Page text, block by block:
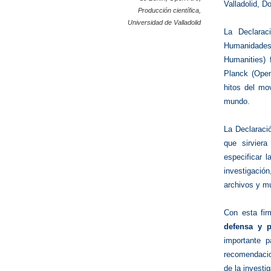
Producción científica
Universidad de Valladolid
Valladolid,
La
Planck
hitos del
mundo.
La
que
especificar
archivos y
Con esta
defensa y
importante
de la